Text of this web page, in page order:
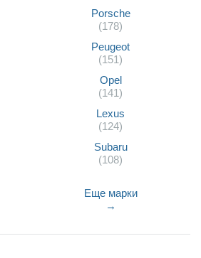
Porsche
(178)
Peugeot
(151)
Opel
(141)
Lexus
(124)
Subaru
(108)
Еще марки
→